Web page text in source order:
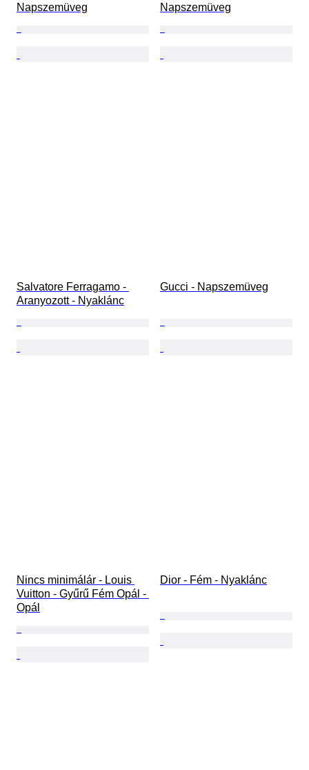
Napszemüveg Napszemüveg
Salvatore Ferragamo -
Aranyozott - Nyaklánc
Gucci - Napszemüveg
Nincs minimálár - Louis
Vuitton - Gyűrű Fém Opál -
Opál
Dior - Fém - Nyaklánc